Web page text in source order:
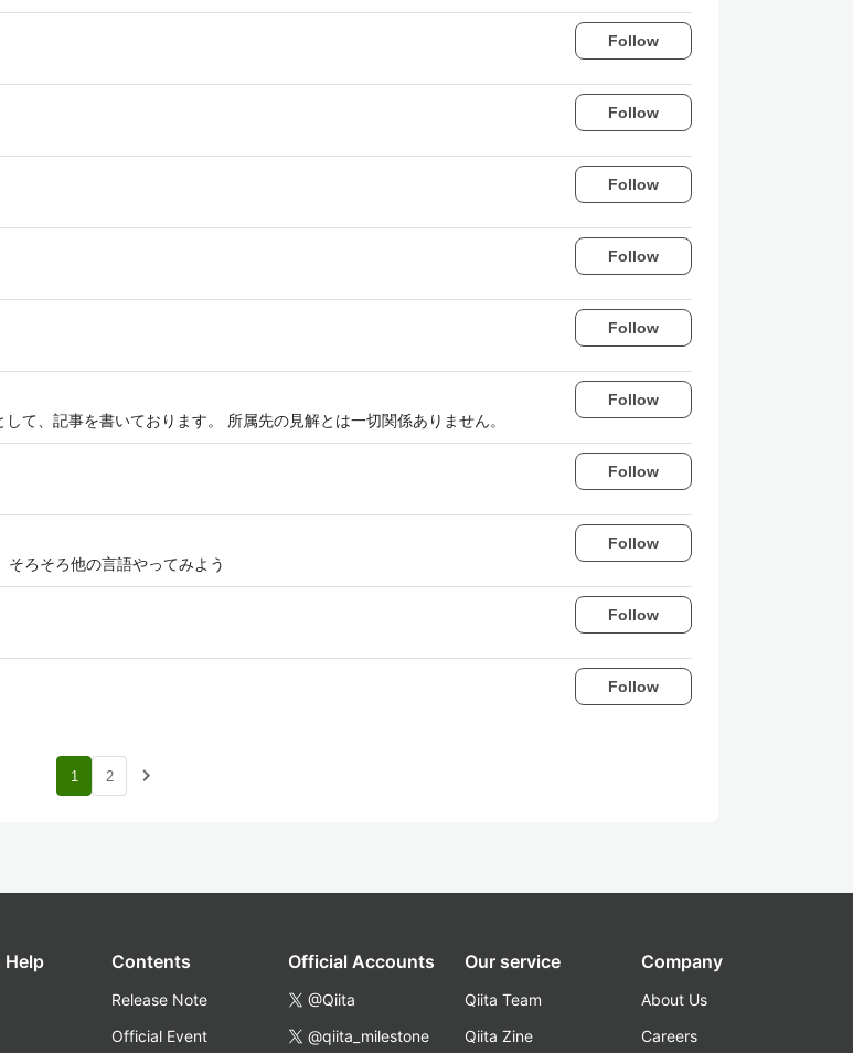
Follow
Follow
Follow
Follow
Follow
て、記事を書いております。 所属先の見解とは一切関係ありません。
Follow
Follow
ろそろ他の言語やってみよう
Follow
Follow
Follow
1 2 navigate_next
Help Contents
Release Note
Official Event
Official Accounts
@Qiita
@qiita_milestone
Our service
Qiita Team
Qiita Zine
Company
About Us
Careers